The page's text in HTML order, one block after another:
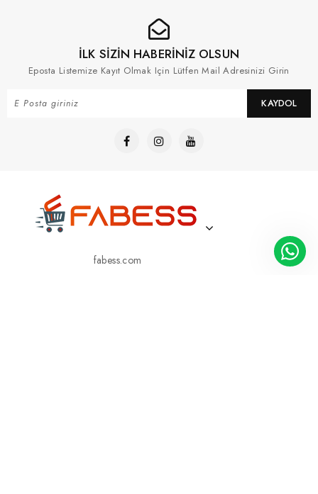
İLK SİZİN HABERİNİZ OLSUN
Eposta Listemize Kayıt Olmak Için Lütfen Mail Adresinizi Girin
KAYDOL
fabess.com